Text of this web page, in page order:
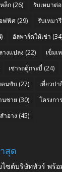
ล็ก(26) รับเหมาต่
ฟฟิศ(29) รับเหมา
อัลพาร์ดให้เช่า
งแปลง (22) เข็มเ
เช่ารถตู้กระบี่ (24)
คนขับ (27) เที่ยวป
นชาย (30) โครงก
ำอาง (45)
สุด
ซต์บริษัททัวร์ พร้อ